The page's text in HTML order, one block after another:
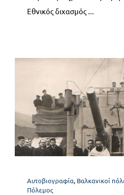
Εθνικός διχασμός ...
Α6. Αρχή
Εθνικός
Πόλεμος
Αυτοβιογραφία, Βαλκανικοί
Πόλεμος